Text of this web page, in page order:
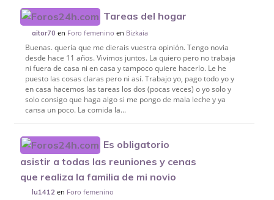
Tareas del hogar
aitor70 en Foro femenino en Bizkaia
Buenas. quería que me dierais vuestra opinión. Tengo novia
desde hace 11 años. Vivimos juntos. La quiero pero no trabaja
ni fuera de casa ni en casa y tampoco quiere hacerlo. Le he
puesto las cosas claras pero ni así. Trabajo yo, pago todo yo y
en casa hacemos las tareas los dos (pocas veces) o yo solo y
solo consigo que haga algo si me pongo de mala leche y ya
cansa un poco. La comida la...
Es obligatorio
asistir a todas las reuniones y cenas
que realiza la familia de mi novio
lu1412 en Foro femenino